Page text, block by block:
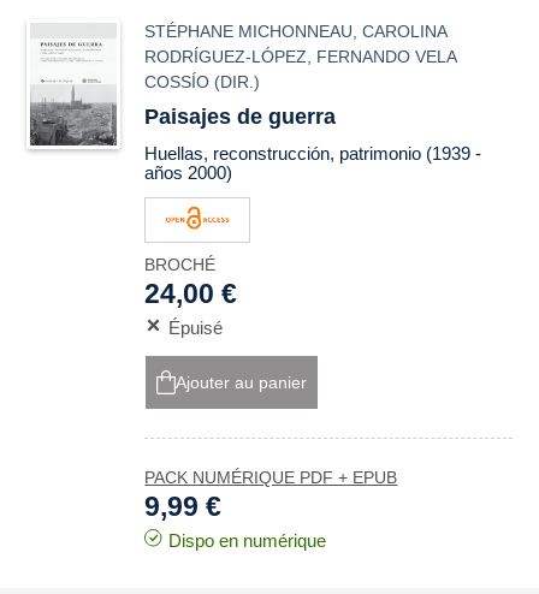
STÉPHANE MICHONNEAU ,CAROLINA
RODRÍGUEZ-LÓPEZ
FERNANDO VELA
COSSÍO (DIR.)
Paisajes de guerra
Huellas, reconstrucción, patrimonio (1939 -
años 2000)
BROCHÉ
24,00 €
Épuisé
Ajouter au panier
PACK NUMÉRIQUE PDF + EPUB
9,99 €
Dispo en numérique